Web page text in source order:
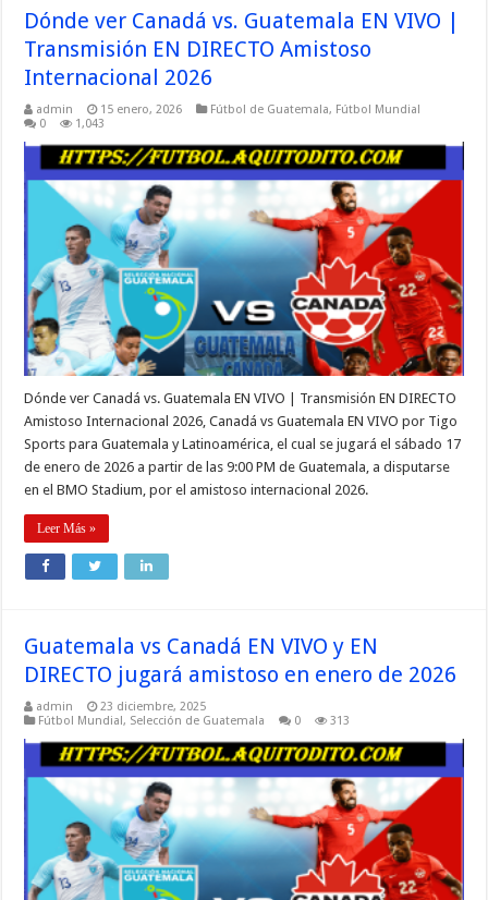
Dónde ver Canadá vs. Guatemala EN VIVO |
Transmisión EN DIRECTO Amistoso
Internacional 2026
admin 15 enero, 2026 Fútbol de Guatemala, Fútbol Mundial
0
1,043
Dónde ver Canadá vs. Guatemala EN VIVO | Transmisión EN DIRECTO
Amistoso Internacional 2026, Canadá vs Guatemala EN VIVO por Tigo
Sports para Guatemala y Latinoamérica, el cual se jugará el sábado 17
de enero de 2026 a partir de las 9:00 PM de Guatemala, a disputarse
en el BMO Stadium, por el amistoso internacional 2026.
Leer Más »
Guatemala vs Canadá EN VIVO y EN
DIRECTO jugará amistoso en enero de 2026
admin
23 diciembre, 2025
Fútbol Mundial, Selección de Guatemala 0 313